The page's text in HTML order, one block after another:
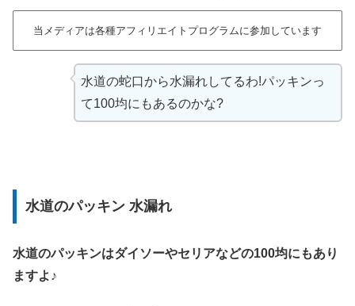
当メディアは各種アフィリエイトプログラムに参加しています
水道の蛇口から水漏れしてるわ!パッキンっ
て100均にもあるのかな?
水道のパッキン 水漏れ
水道のパッキンはダイソーやセリアなどの100均にもあり
ますよ♪